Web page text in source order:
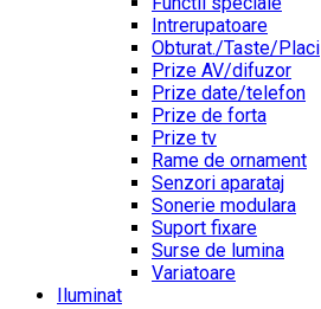
Intrerupatoare
Obturat./Taste/Placi
Prize AV/difuzor
Prize date/telefon
Prize de forta
Prize tv
Rame de ornament
Senzori aparataj
Sonerie modulara
Suport fixare
Surse de lumina
Variatoare
Iluminat